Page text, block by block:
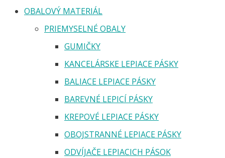
OBALOVÝ MATERIÁL
PRIEMYSELNÉ OBALY
GUMIČKY
KANCELÁRSKE LEPIACE PÁSKY
BALIACE LEPIACE PÁSKY
BAREVNÉ LEPICÍ PÁSKY
KREPOVÉ LEPIACE PÁSKY
OBOJSTRANNÉ LEPIACE PÁSKY
ODVÍJAČE LEPIACICH PÁSOK